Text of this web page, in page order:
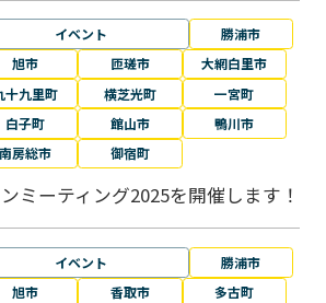
イベント
勝浦市
旭市
匝瑳市
大網白里市
十九里町
横芝光町
一宮町
白子町
館山市
鴨川市
南房総市
御宿町
ミーティング2025を開催します！
イベント
勝浦市
旭市
香取市
多古町